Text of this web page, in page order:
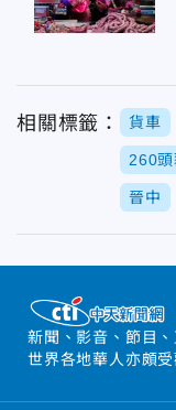
相關標籤： 貨車
260
晉中
新聞、影音、節目
世界各地華人亦頗